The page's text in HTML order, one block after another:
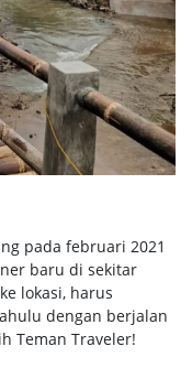
pada februari 2021
baru di sekitar
lokasi, harus
dengan berjalan
Teman Traveler!